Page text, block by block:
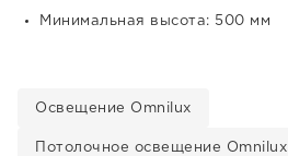
Минимальная высота: 500 мм
Освещение Omnilux
Потолочное освещение Omnilux